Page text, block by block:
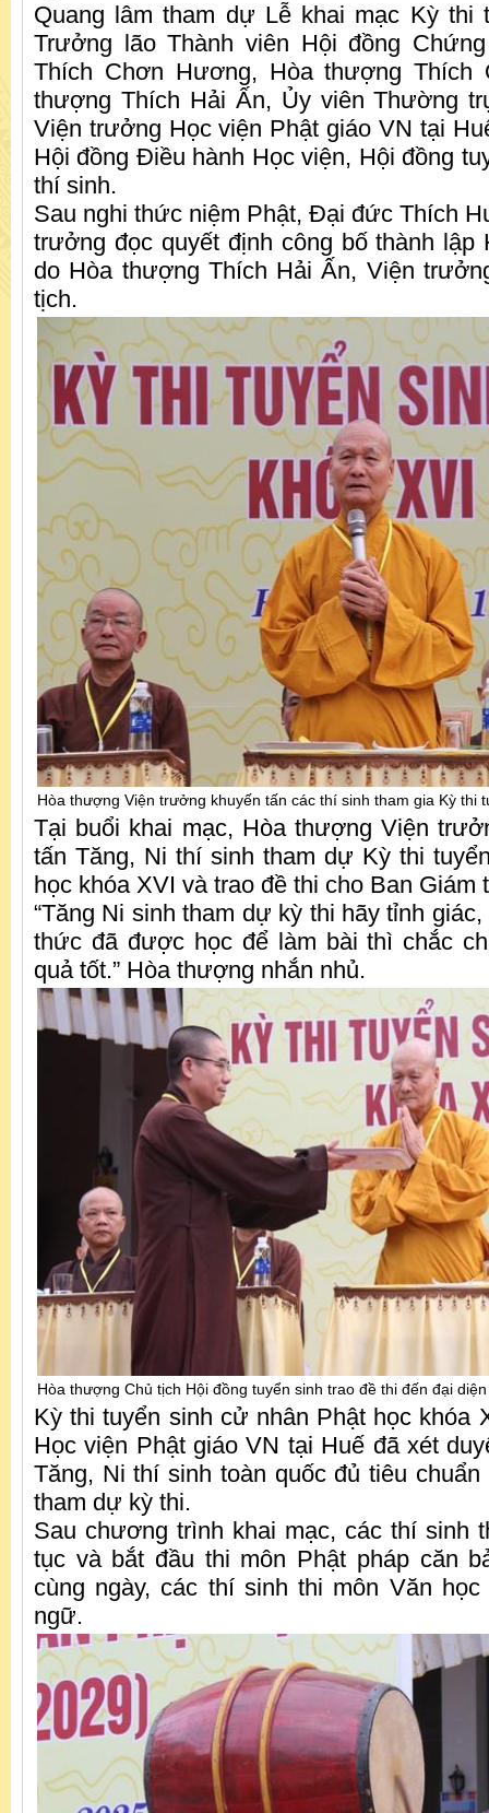
Quang lâm tham dự Lễ khai mạc Kỳ thi
Trưởng lão Thành viên Hội đồng
Thích Chơn Hương, Hòa thượng Thích
thượng Thích Hải Ấn, Ủy viên Thường
Viện trưởng Học viện Phật giáo VN tại
Hội đồng Điều hành Học viện, Hội đồng
thí sinh.
Sau nghi thức niệm Phật, Đại đức Thích
trưởng đọc quyết định công bố thành lập
do Hòa thượng Thích Hải Ấn, Viện
tịch.
Hòa thượng Viện trưởng khuyến tấn các thí sinh tham gia Kỳ thi
Tại buổi khai mạc, Hòa thượng Viện
tấn Tăng, Ni thí sinh tham dự Kỳ thi
học khóa XVI và trao đề thi cho Ban Giám
“Tăng Ni sinh tham dự kỳ thi hãy tỉnh
thức đã được học để làm bài thì chắc
quả tốt.” Hòa thượng nhắn nhủ.
Hòa thượng Chủ tịch Hội đồng tuyển sinh trao đề thi đến đại
Kỳ thi tuyển sinh cử nhân Phật học khóa
Học viện Phật giáo VN tại Huế đã xét
Tăng, Ni thí sinh toàn quốc đủ tiêu
tham dự kỳ thi.
Sau chương trình khai mạc, các thí sinh
tục và bắt đầu thi môn Phật pháp căn
cùng ngày, các thí sinh thi môn Văn
ngữ.